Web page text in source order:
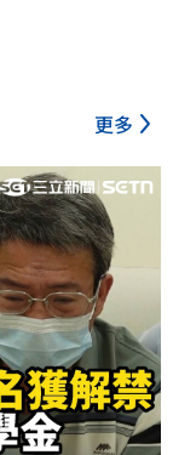
更多